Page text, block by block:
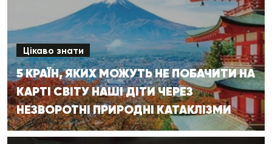
Цікаво знати
5 КРАЇН, ЯКИХ МОЖУТЬ НЕ ПОБАЧИТИ НА
КАРТІ СВІТУ НАШІ ДІТИ ЧЕРЕЗ
НЕЗВОРОТНІ ПРИРОДНІ КАТАКЛІЗМИ